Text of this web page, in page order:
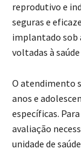
reprodutivo e
seguras e
implantado sob
voltadas à
O atendimento
anos e
específicas.
avaliação
unidade de